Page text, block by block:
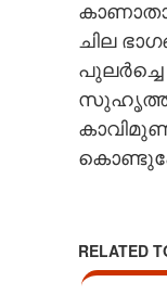
ചില
RELATED